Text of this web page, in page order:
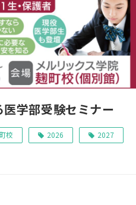
医学部受験セミナー
校 2026 2027